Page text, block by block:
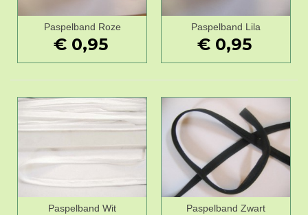
Paspelband Roze
€ 0,95
Paspelband Lila
€ 0,95
Paspelband Wit Paspelband Zwart